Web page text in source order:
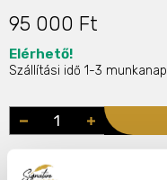
95 000 Ft
Elérhető!
Szállítási idő 1-3 munkanap
Illatcsalád